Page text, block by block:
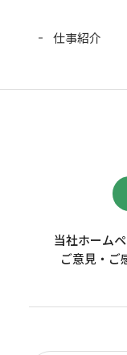
仕事紹介
当社ホーム
ご意見・ご